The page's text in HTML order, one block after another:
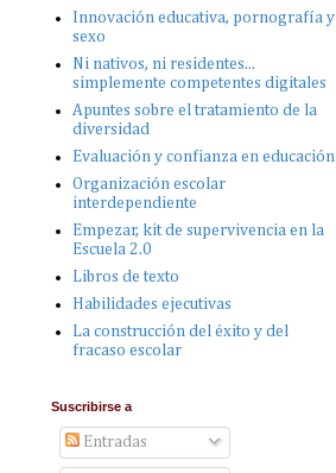
Innovación educativa, pornografía y
sexo
Ni nativos, ni residentes...
simplemente competentes digitales
Apuntes sobre el tratamiento de la
diversidad
Evaluación y confianza en educación
Organización escolar
interdependiente
Empezar, kit de supervivencia en la
Escuela 2.0
Libros de texto
Habilidades ejecutivas
La construcción del éxito y del
fracaso escolar
Suscribirse a
Entradas